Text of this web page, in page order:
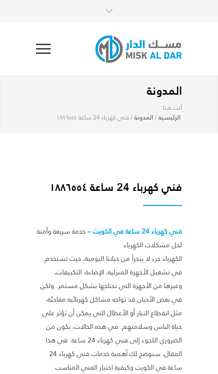
المدونة
أنت هنا:
الرئيسية/المدونة/فني كهرباء 24 ساعة ١٨٨٦٥٥٤
فني كهرباء 24 ساعة ١٨٨٦٥٥٤
فني كهرباء 24 ساعة في الكويت
– خدمة سريعة وآمنة
لحل مشكلات الكهرباء
الكهرباء جزء لا يتجزأ من حياتنا اليومية، حيث تستخدم
في تشغيل الأجهزة المنزلية، الإضاءة، التكييفات،
وغيرها من الأجهزة التي نحتاجها بشكل مستمر. ولكن
في بعض الأحيان قد تواجه مشاكل كهربائية مفاجئة،
مثل انقطاع التيار أو الأعطال التي يمكن أن تؤثر على
حياة الناس وسلامتهم. في هذه الحالات، يكون من
الضروري اللجوء إلى فني كهرباء 24 ساعة. في هذا
المقال، سنوضح لك أهمية خدمات فني كهرباء 24
ساعة في الكويت وكيفية اختيار الفني المناسب.